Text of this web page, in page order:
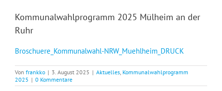
Kommunalwahlprogramm 2025 Mülheim an der
Ruhr
Broschuere_Kommunalwahl-NRW_Muehlheim_DRUCK
Von frankko | 3. August 2025 | Aktuelles, Kommunalwahlprogramm
2025 | 0 Kommentare